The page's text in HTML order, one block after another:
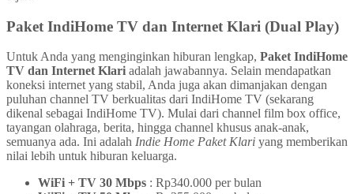
Paket IndiHome TV dan Internet Klari (Dual Play)
Untuk Anda yang menginginkan hiburan lengkap, Paket IndiHome
TV dan Internet Klari adalah jawabannya. Selain mendapatkan
koneksi internet yang stabil, Anda juga akan dimanjakan dengan
puluhan channel TV berkualitas dari IndiHome TV (sekarang
dikenal sebagai IndiHome TV). Mulai dari channel film box office,
tayangan olahraga, berita, hingga channel khusus anak-anak,
semuanya ada. Ini adalah Indie Home Paket Klari yang memberikan
nilai lebih untuk hiburan keluarga.
WiFi + TV 30 Mbps : Rp340.000 per bulan